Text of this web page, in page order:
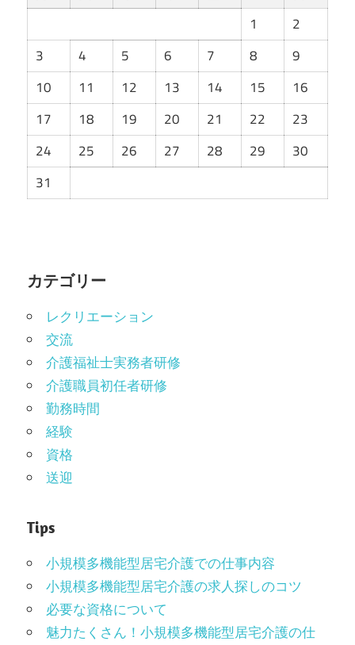
1
2
3
4 5 6 7 8
9
10
11 12 13 14 15
16
17
18 19 20 21 22
23
24
25 26 27 28 29
30
31
カテゴリー
レクリエーション
交流
介護福祉士実務者研修
介護職員初任者研修
勤務時間
経験
資格
送迎
Tips
小規模多機能型居宅介護での仕事内容
小規模多機能型居宅介護の求人探しのコツ
必要な資格について
魅力たくさん！小規模多機能型居宅介護の仕